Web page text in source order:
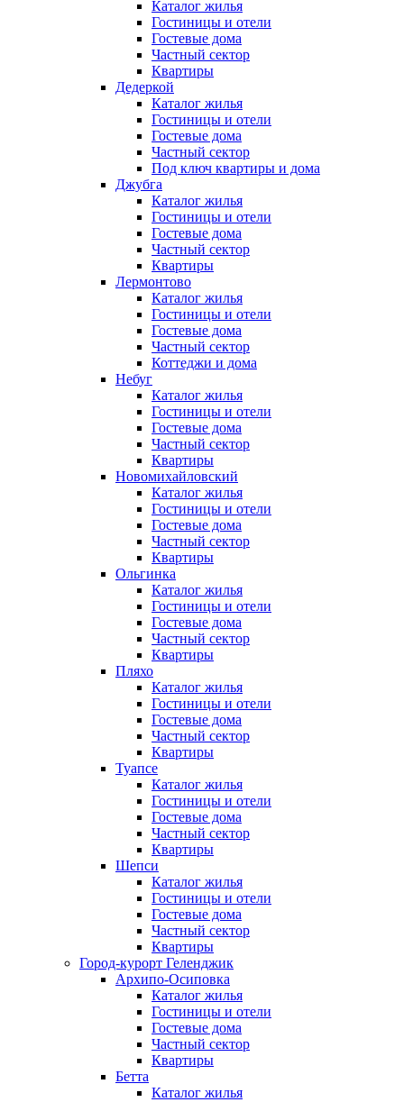
Каталог жилья
Гостиницы и отели
Гостевые дома
Частный сектор
Квартиры
Дедеркой
Каталог жилья
Гостиницы и отели
Гостевые дома
Частный сектор
Под ключ квартиры и дома
Джубга
Каталог жилья
Гостиницы и отели
Гостевые дома
Частный сектор
Квартиры
Лермонтово
Каталог жилья
Гостиницы и отели
Гостевые дома
Частный сектор
Коттеджи и дома
Небуг
Каталог жилья
Гостиницы и отели
Гостевые дома
Частный сектор
Квартиры
Новомихайловский
Каталог жилья
Гостиницы и отели
Гостевые дома
Частный сектор
Квартиры
Ольгинка
Каталог жилья
Гостиницы и отели
Гостевые дома
Частный сектор
Квартиры
Пляхо
Каталог жилья
Гостиницы и отели
Гостевые дома
Частный сектор
Квартиры
Туапсе
Каталог жилья
Гостиницы и отели
Гостевые дома
Частный сектор
Квартиры
Шепси
Каталог жилья
Гостиницы и отели
Гостевые дома
Частный сектор
Квартиры
Город-курорт Геленджик
Архипо-Осиповка
Каталог жилья
Гостиницы и отели
Гостевые дома
Частный сектор
Квартиры
Бетта
Каталог жилья